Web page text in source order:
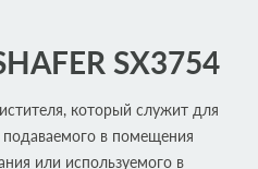
SX3754
который служит для
подаваемого в помещения
или используемого в